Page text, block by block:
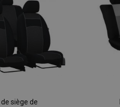
d'achats
siège de